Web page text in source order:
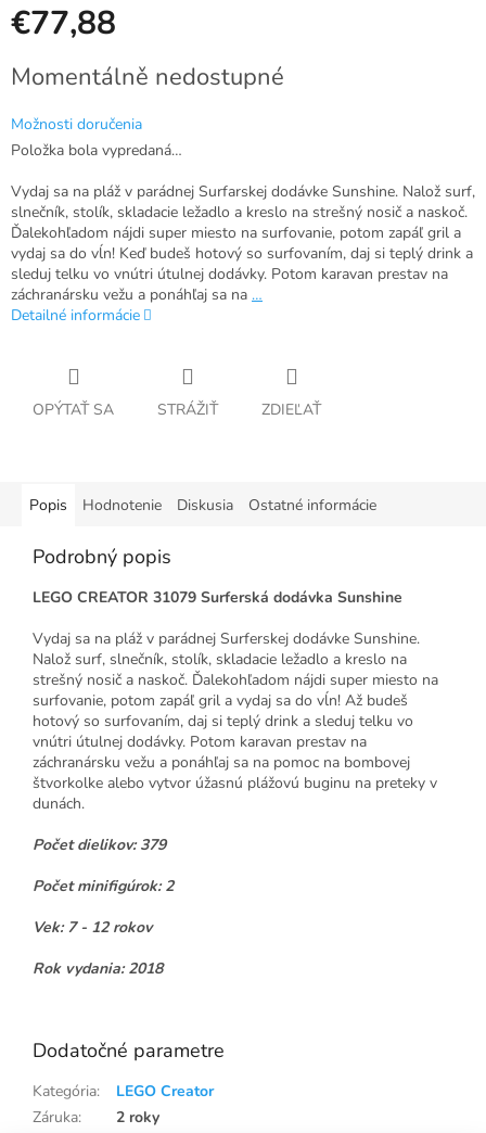
€77,88
cena:
Momentálně nedostupné
Možnosti doručenia
Položka bola vypredaná…
Vydaj sa na pláž v parádnej Surfarskej dodávke Sunshine. Nalož surf,
slnečník, stolík, skladacie ležadlo a kreslo na strešný nosič a naskoč.
Ďalekohľadom nájdi super miesto na surfovanie, potom zapáľ gril a
vydaj sa do vĺn! Keď budeš hotový so surfovaním, daj si teplý drink a
sleduj telku vo vnútri útulnej dodávky. Potom karavan prestav na
záchranársku vežu a ponáhľaj sa na …
Detailné informácie
OPÝTAŤ SA STRÁŽIŤ ZDIEĽAŤ
Popis Hodnotenie Diskusia Ostatné informácie
Podrobný popis
LEGO CREATOR 31079 Surferská dodávka Sunshine
Vydaj sa na pláž v parádnej Surferskej dodávke Sunshine.
Nalož surf, slnečník, stolík, skladacie ležadlo a kreslo na
strešný nosič a naskoč. Ďalekohľadom nájdi super miesto na
surfovanie, potom zapáľ gril a vydaj sa do vĺn! Až budeš
hotový so surfovaním, daj si teplý drink a sleduj telku vo
vnútri útulnej dodávky. Potom karavan prestav na
záchranársku vežu a ponáhľaj sa na pomoc na bombovej
štvorkolke alebo vytvor úžasnú plážovú buginu na preteky v
dunách.
Počet dielikov: 379
Počet minifigúrok: 2
Vek: 7 - 12 rokov
Rok vydania: 2018
Dodatočné parametre
Kategória:
LEGO Creator
Záruka: 2 roky